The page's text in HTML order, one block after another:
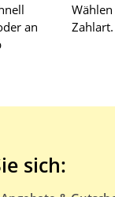
an
Zahlart.
sich: